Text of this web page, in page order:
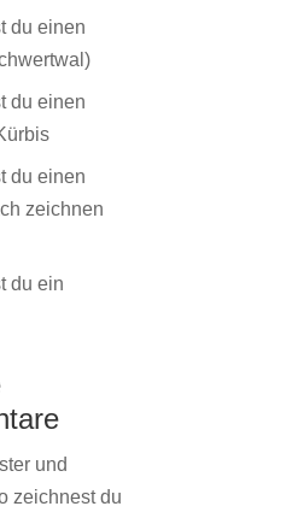
du einen
du einen
du einen
zeichnen
du ein
und
zeichnest du